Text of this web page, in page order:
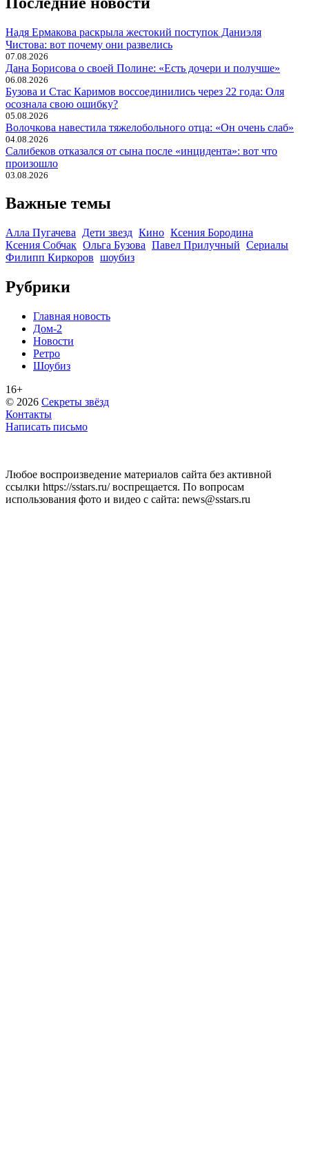
Надя Ермакова раскрыла жестокий поступок Даниэля
Чистова: вот почему они развелись
07.08.2026
Дана Борисова о своей Полине: «Есть дочери и получше»
06.08.2026
Бузова и Стас Каримов воссоединились через 22 года: Оля
осознала свою ошибку?
05.08.2026
Волочкова навестила тяжелобольного отца: «Он очень слаб»
04.08.2026
Салибеков отказался от сына после «инцидента»: вот что
произошло
03.08.2026
Важные темы
Алла Пугачева Дети звезд Кино Ксения Бородина
Ксения Собчак Ольга Бузова Павел Прилучный Сериалы
Филипп Киркоров шоубиз
Рубрики
Главная новость
Дом-2
Новости
Ретро
Шоубиз
16+
© 2026 Секреты звёзд
Контакты
Написать письмо
Любое воспроизведение материалов сайта без активной
ссылки https://sstars.ru/ воспрещается. По вопросам
использования фото и видео с сайта: news@sstars.ru